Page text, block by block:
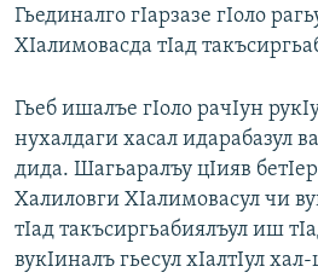
Гьединалго гIарзазе гIоло
ХIалимовасда тIад
Гьеб ишалъе гIоло рачIун
нухалдаги хасал идарабазул
дида. Шагьаралъу цIияв
Халиловги ХIалимовасул чи
тIад такъсиргьабиялъул иш
вукIиналъ гьесул хIалтIул